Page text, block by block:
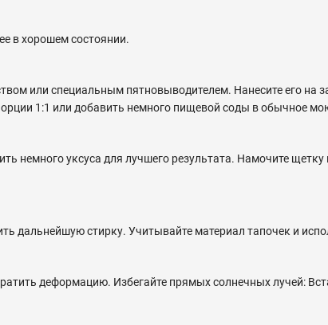
в хорошем состоянии.
или специальным пятновыводителем. Нанесите его на
1:1 или добавить немного пищевой соды в обычное
уксуса для лучшего результата. Намочите щетку
дальнейшую стирку. Учитывайте материал тапочек и
деформацию. Избегайте прямых солнечных лучей: